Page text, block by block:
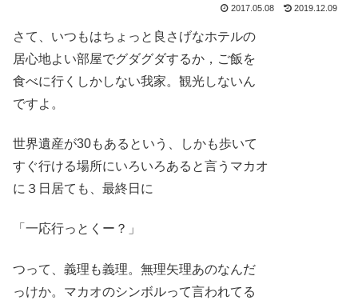
2017.05.08 2019.12.09
さて、いつもはちょっと良さげなホテルの
居心地よい部屋でグダグダするか，ご飯を
食べに行くしかしない我家。観光しないん
ですよ。
世界遺産が30もあるという、しかも歩いて
すぐ行ける場所にいろいろあると言うマカオ
に３日居ても、最終日に
「一応行っとくー？」
つって、義理も義理。無理矢理あのなんだ
っけか。マカオのシンボルって言われてる